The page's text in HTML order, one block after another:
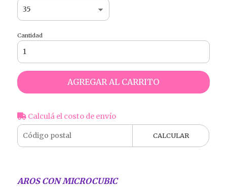
Cantidad
AGREGAR AL CARRITO
Calculá el costo de envío
CALCULAR
AROS CON MICROCUBIC